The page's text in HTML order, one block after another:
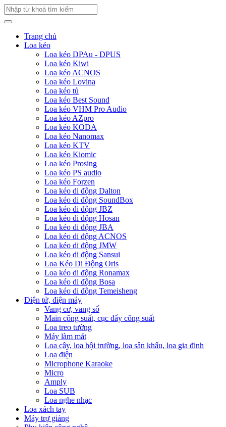
Trang chủ
Loa kéo
Loa kéo DPAu - DPUS
Loa kéo Kiwi
Loa kéo ACNOS
Loa kéo Lovina
Loa kéo tủ
Loa kéo Best Sound
Loa kéo VHM Pro Audio
Loa kéo AZpro
Loa kéo KODA
Loa kéo Nanomax
Loa kéo KTV
Loa kéo Kiomic
Loa kéo Prosing
Loa kéo PS audio
Loa kéo Forzen
Loa kéo di động Dalton
Loa kéo di động SoundBox
Loa kéo di động JBZ
Loa kéo di động Hosan
Loa kéo di động JBA
Loa kéo di động ACNOS
Loa kéo di động JMW
Loa kéo di động Sansui
Loa Kéo Di Động Oris
Loa kéo di động Ronamax
Loa kéo di động Bosa
Loa kéo di động Temeisheng
Điện tử, điện máy
Vang cơ, vang số
Main công suất, cục đẩy công suất
Loa treo tường
Máy làm mát
Loa cây, loa hội trường, loa sân khấu, loa gia đinh
Loa điện
Microphone Karaoke
Micro
Amply
Loa SUB
Loa nghe nhạc
Loa xách tay
Máy trợ giảng